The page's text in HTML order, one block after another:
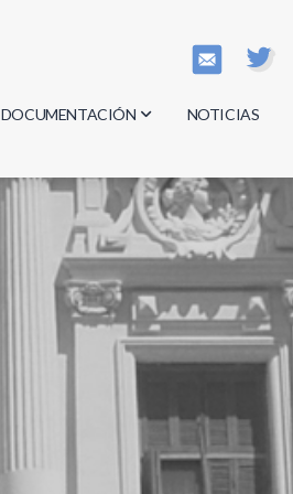
DOCUMENTACIÓN
Actas
Reglamentos
Documentos
NOTICIAS